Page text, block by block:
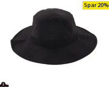
Spar 20%